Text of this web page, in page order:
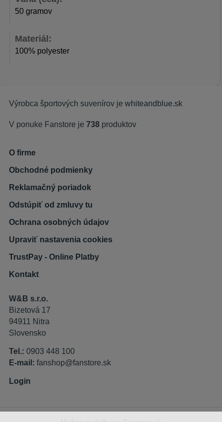
50 gramov
Materiál:
100% polyester
Výrobca športových suvenírov je whiteandblue.sk
V ponuke Fanstore je 738 produktov
O firme
Obchodné podmienky
Reklamačný poriadok
Odstúpiť od zmluvy tu
Ochrana osobných údajov
Upraviť nastavenia cookies
TrustPay - Online Platby
Kontakt
W&B s.r.o.
Bizetová 17
94911 Nitra
Slovensko
Tel.: 0903 448 100
E-mail: fanshop@fanstore.sk
Login